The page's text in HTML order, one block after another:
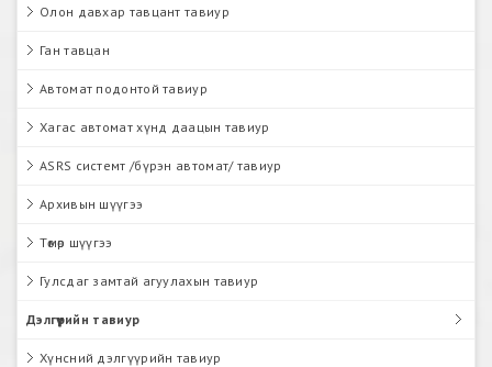
Олон давхар тавцант тавиур
Ган тавцан
Автомат подонтой тавиур
Хагас автомат хүнд даацын тавиур
ASRS системт /бүрэн автомат/ тавиур
Архивын шүүгээ
Төмөр шүүгээ
Гулсдаг замтай агуулахын тавиур
Дэлгүүрийн тавиур
Хүнсний дэлгүүрийн тавиур